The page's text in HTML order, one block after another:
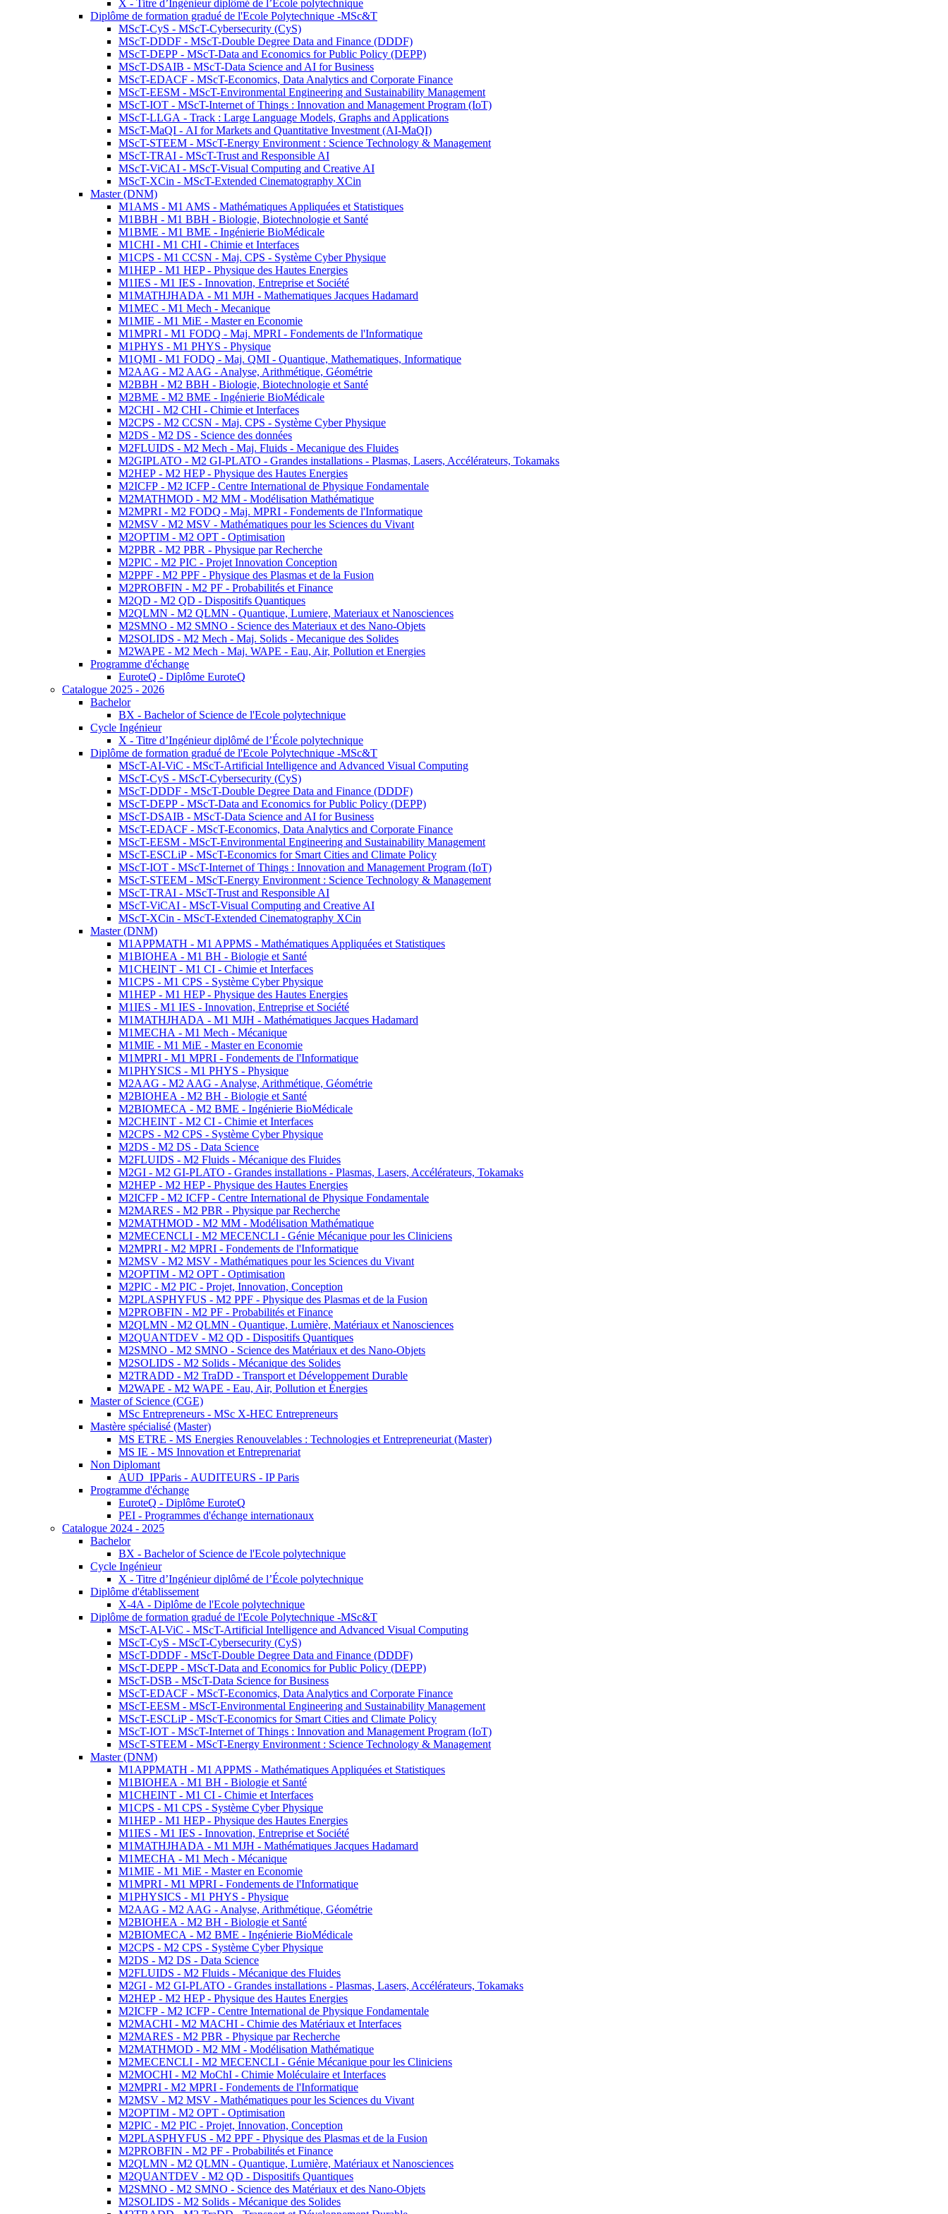
X - Titre d’Ingénieur diplômé de l’École polytechnique
Diplôme de formation gradué de l'Ecole Polytechnique -MSc&T
MScT-CyS - MScT-Cybersecurity (CyS)
MScT-DDDF - MScT-Double Degree Data and Finance (DDDF)
MScT-DEPP - MScT-Data and Economics for Public Policy (DEPP)
MScT-DSAIB - MScT-Data Science and AI for Business
MScT-EDACF - MScT-Economics, Data Analytics and Corporate Finance
MScT-EESM - MScT-Environmental Engineering and Sustainability Management
MScT-IOT - MScT-Internet of Things : Innovation and Management Program (IoT)
MScT-LLGA - Track : Large Language Models, Graphs and Applications
MScT-MaQI - AI for Markets and Quantitative Investment (AI-MaQI)
MScT-STEEM - MScT-Energy Environment : Science Technology & Management
MScT-TRAI - MScT-Trust and Responsible AI
MScT-ViCAI - MScT-Visual Computing and Creative AI
MScT-XCin - MScT-Extended Cinematography XCin
Master (DNM)
M1AMS - M1 AMS - Mathématiques Appliquées et Statistiques
M1BBH - M1 BBH - Biologie, Biotechnologie et Santé
M1BME - M1 BME - Ingénierie BioMédicale
M1CHI - M1 CHI - Chimie et Interfaces
M1CPS - M1 CCSN - Maj. CPS - Système Cyber Physique
M1HEP - M1 HEP - Physique des Hautes Energies
M1IES - M1 IES - Innovation, Entreprise et Société
M1MATHJHADA - M1 MJH - Mathematiques Jacques Hadamard
M1MEC - M1 Mech - Mecanique
M1MIE - M1 MiE - Master en Economie
M1MPRI - M1 FODQ - Maj. MPRI - Fondements de l'Informatique
M1PHYS - M1 PHYS - Physique
M1QMI - M1 FODQ - Maj. QMI - Quantique, Mathematiques, Informatique
M2AAG - M2 AAG - Analyse, Arithmétique, Géométrie
M2BBH - M2 BBH - Biologie, Biotechnologie et Santé
M2BME - M2 BME - Ingénierie BioMédicale
M2CHI - M2 CHI - Chimie et Interfaces
M2CPS - M2 CCSN - Maj. CPS - Système Cyber Physique
M2DS - M2 DS - Science des données
M2FLUIDS - M2 Mech - Maj. Fluids - Mecanique des Fluides
M2GIPLATO - M2 GI-PLATO - Grandes installations - Plasmas, Lasers, Accélérateurs, Tokamaks
M2HEP - M2 HEP - Physique des Hautes Energies
M2ICFP - M2 ICFP - Centre International de Physique Fondamentale
M2MATHMOD - M2 MM - Modélisation Mathématique
M2MPRI - M2 FODQ - Maj. MPRI - Fondements de l'Informatique
M2MSV - M2 MSV - Mathématiques pour les Sciences du Vivant
M2OPTIM - M2 OPT - Optimisation
M2PBR - M2 PBR - Physique par Recherche
M2PIC - M2 PIC - Projet Innovation Conception
M2PPF - M2 PPF - Physique des Plasmas et de la Fusion
M2PROBFIN - M2 PF - Probabilités et Finance
M2QD - M2 QD - Dispositifs Quantiques
M2QLMN - M2 QLMN - Quantique, Lumiere, Materiaux et Nanosciences
M2SMNO - M2 SMNO - Science des Materiaux et des Nano-Objets
M2SOLIDS - M2 Mech - Maj. Solids - Mecanique des Solides
M2WAPE - M2 Mech - Maj. WAPE - Eau, Air, Pollution et Energies
Programme d'échange
EuroteQ - Diplôme EuroteQ
Catalogue 2025 - 2026
Bachelor
BX - Bachelor of Science de l'Ecole polytechnique
Cycle Ingénieur
X - Titre d’Ingénieur diplômé de l’École polytechnique
Diplôme de formation gradué de l'Ecole Polytechnique -MSc&T
MScT-AI-ViC - MScT-Artificial Intelligence and Advanced Visual Computing
MScT-CyS - MScT-Cybersecurity (CyS)
MScT-DDDF - MScT-Double Degree Data and Finance (DDDF)
MScT-DEPP - MScT-Data and Economics for Public Policy (DEPP)
MScT-DSAIB - MScT-Data Science and AI for Business
MScT-EDACF - MScT-Economics, Data Analytics and Corporate Finance
MScT-EESM - MScT-Environmental Engineering and Sustainability Management
MScT-ESCLiP - MScT-Economics for Smart Cities and Climate Policy
MScT-IOT - MScT-Internet of Things : Innovation and Management Program (IoT)
MScT-STEEM - MScT-Energy Environment : Science Technology & Management
MScT-TRAI - MScT-Trust and Responsible AI
MScT-ViCAI - MScT-Visual Computing and Creative AI
MScT-XCin - MScT-Extended Cinematography XCin
Master (DNM)
M1APPMATH - M1 APPMS - Mathématiques Appliquées et Statistiques
M1BIOHEA - M1 BH - Biologie et Santé
M1CHEINT - M1 CI - Chimie et Interfaces
M1CPS - M1 CPS - Système Cyber Physique
M1HEP - M1 HEP - Physique des Hautes Energies
M1IES - M1 IES - Innovation, Entreprise et Société
M1MATHJHADA - M1 MJH - Mathématiques Jacques Hadamard
M1MECHA - M1 Mech - Mécanique
M1MIE - M1 MiE - Master en Economie
M1MPRI - M1 MPRI - Fondements de l'Informatique
M1PHYSICS - M1 PHYS - Physique
M2AAG - M2 AAG - Analyse, Arithmétique, Géométrie
M2BIOHEA - M2 BH - Biologie et Santé
M2BIOMECA - M2 BME - Ingénierie BioMédicale
M2CHEINT - M2 CI - Chimie et Interfaces
M2CPS - M2 CPS - Système Cyber Physique
M2DS - M2 DS - Data Science
M2FLUIDS - M2 Fluids - Mécanique des Fluides
M2GI - M2 GI-PLATO - Grandes installations - Plasmas, Lasers, Accélérateurs, Tokamaks
M2HEP - M2 HEP - Physique des Hautes Energies
M2ICFP - M2 ICFP - Centre International de Physique Fondamentale
M2MARES - M2 PBR - Physique par Recherche
M2MATHMOD - M2 MM - Modélisation Mathématique
M2MECENCLI - M2 MECENCLI - Génie Mécanique pour les Cliniciens
M2MPRI - M2 MPRI - Fondements de l'Informatique
M2MSV - M2 MSV - Mathématiques pour les Sciences du Vivant
M2OPTIM - M2 OPT - Optimisation
M2PIC - M2 PIC - Projet, Innovation, Conception
M2PLASPHYFUS - M2 PPF - Physique des Plasmas et de la Fusion
M2PROBFIN - M2 PF - Probabilités et Finance
M2QLMN - M2 QLMN - Quantique, Lumière, Matériaux et Nanosciences
M2QUANTDEV - M2 QD - Dispositifs Quantiques
M2SMNO - M2 SMNO - Science des Matériaux et des Nano-Objets
M2SOLIDS - M2 Solids - Mécanique des Solides
M2TRADD - M2 TraDD - Transport et Développement Durable
M2WAPE - M2 WAPE - Eau, Air, Pollution et Énergies
Master of Science (CGE)
MSc Entrepreneurs - MSc X-HEC Entrepreneurs
Mastère spécialisé (Master)
MS ETRE - MS Energies Renouvelables : Technologies et Entrepreneuriat (Master)
MS IE - MS Innovation et Entreprenariat
Non Diplomant
AUD_IPParis - AUDITEURS - IP Paris
Programme d'échange
EuroteQ - Diplôme EuroteQ
PEI - Programmes d'échange internationaux
Catalogue 2024 - 2025
Bachelor
BX - Bachelor of Science de l'Ecole polytechnique
Cycle Ingénieur
X - Titre d’Ingénieur diplômé de l’École polytechnique
Diplôme d'établissement
X-4A - Diplôme de l'Ecole polytechnique
Diplôme de formation gradué de l'Ecole Polytechnique -MSc&T
MScT-AI-ViC - MScT-Artificial Intelligence and Advanced Visual Computing
MScT-CyS - MScT-Cybersecurity (CyS)
MScT-DDDF - MScT-Double Degree Data and Finance (DDDF)
MScT-DEPP - MScT-Data and Economics for Public Policy (DEPP)
MScT-DSB - MScT-Data Science for Business
MScT-EDACF - MScT-Economics, Data Analytics and Corporate Finance
MScT-EESM - MScT-Environmental Engineering and Sustainability Management
MScT-ESCLiP - MScT-Economics for Smart Cities and Climate Policy
MScT-IOT - MScT-Internet of Things : Innovation and Management Program (IoT)
MScT-STEEM - MScT-Energy Environment : Science Technology & Management
Master (DNM)
M1APPMATH - M1 APPMS - Mathématiques Appliquées et Statistiques
M1BIOHEA - M1 BH - Biologie et Santé
M1CHEINT - M1 CI - Chimie et Interfaces
M1CPS - M1 CPS - Système Cyber Physique
M1HEP - M1 HEP - Physique des Hautes Energies
M1IES - M1 IES - Innovation, Entreprise et Société
M1MATHJHADA - M1 MJH - Mathématiques Jacques Hadamard
M1MECHA - M1 Mech - Mécanique
M1MIE - M1 MiE - Master en Economie
M1MPRI - M1 MPRI - Fondements de l'Informatique
M1PHYSICS - M1 PHYS - Physique
M2AAG - M2 AAG - Analyse, Arithmétique, Géométrie
M2BIOHEA - M2 BH - Biologie et Santé
M2BIOMECA - M2 BME - Ingénierie BioMédicale
M2CPS - M2 CPS - Système Cyber Physique
M2DS - M2 DS - Data Science
M2FLUIDS - M2 Fluids - Mécanique des Fluides
M2GI - M2 GI-PLATO - Grandes installations - Plasmas, Lasers, Accélérateurs, Tokamaks
M2HEP - M2 HEP - Physique des Hautes Energies
M2ICFP - M2 ICFP - Centre International de Physique Fondamentale
M2MACHI - M2 MACHI - Chimie des Matériaux et Interfaces
M2MARES - M2 PBR - Physique par Recherche
M2MATHMOD - M2 MM - Modélisation Mathématique
M2MECENCLI - M2 MECENCLI - Génie Mécanique pour les Cliniciens
M2MOCHI - M2 MoChI - Chimie Moléculaire et Interfaces
M2MPRI - M2 MPRI - Fondements de l'Informatique
M2MSV - M2 MSV - Mathématiques pour les Sciences du Vivant
M2OPTIM - M2 OPT - Optimisation
M2PIC - M2 PIC - Projet, Innovation, Conception
M2PLASPHYFUS - M2 PPF - Physique des Plasmas et de la Fusion
M2PROBFIN - M2 PF - Probabilités et Finance
M2QLMN - M2 QLMN - Quantique, Lumière, Matériaux et Nanosciences
M2QUANTDEV - M2 QD - Dispositifs Quantiques
M2SMNO - M2 SMNO - Science des Matériaux et des Nano-Objets
M2SOLIDS - M2 Solids - Mécanique des Solides